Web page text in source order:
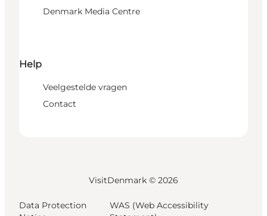
Denmark Media Centre
Help
Veelgestelde vragen
Contact
VisitDenmark © 2026
Data Protection
WAS (Web Accessibility